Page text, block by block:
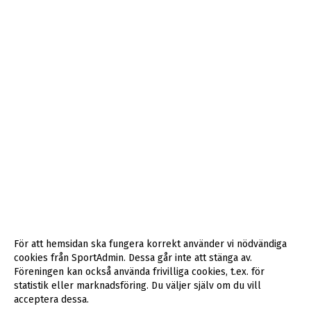
För att hemsidan ska fungera korrekt använder vi nödvändiga
cookies från SportAdmin. Dessa går inte att stänga av.
Föreningen kan också använda frivilliga cookies, t.ex. för
statistik eller marknadsföring. Du väljer själv om du vill
acceptera dessa.